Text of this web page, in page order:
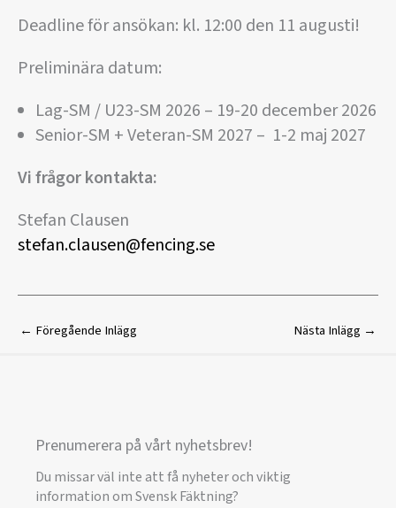
Deadline för ansökan: kl. 12:00 den 11 augusti!
Preliminära datum:
Lag-SM / U23-SM 2026 – 19-20 december 2026
Senior-SM + Veteran-SM 2027 – 1-2 maj 2027
Vi frågor kontakta:
Stefan Clausen
stefan.clausen@fencing.se
← Föregående Inlägg Nästa Inlägg →
Prenumerera på vårt nyhetsbrev!
Du missar väl inte att få nyheter och viktig
information om Svensk Fäktning?